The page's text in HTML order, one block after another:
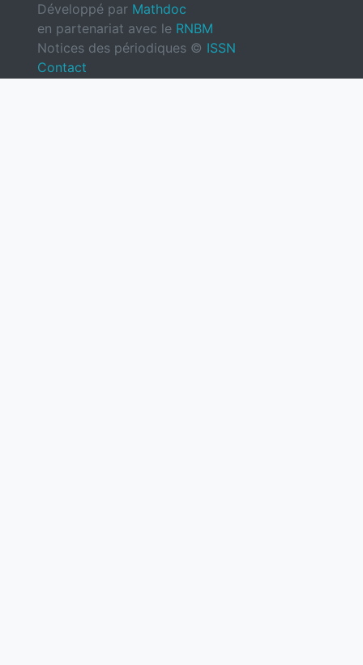
Développé par Mathdoc
en partenariat avec le RNBM
Notices des périodiques © ISSN
Contact